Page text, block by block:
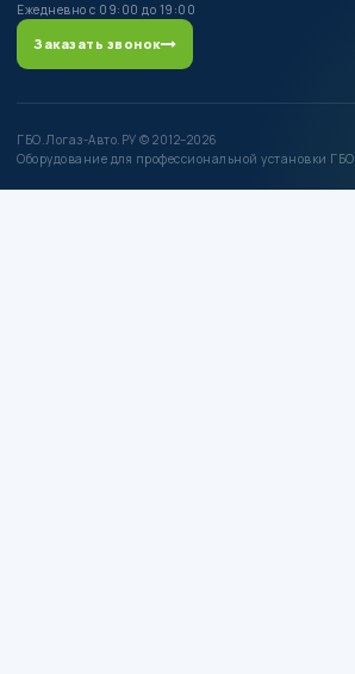
Ежедневно с 09:00 до 19:00
Заказать звонок
ГБО.Логаз-Авто.РУ © 2012–2026
Оборудование для профессиональной установки ГБО